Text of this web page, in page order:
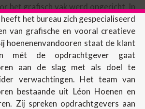
het grafisch vak werd opgericht. In
het bureau zich gespecialiseerd
van grafische en vooral creatieve
hoenenenvandooren staat de klant
mét de opdrachtgever gaat
aan de slag met als doel te
verwachtingen. Het team van
bestaande uit Léon Hoenen en
Zij spreken opdrachtgevers aan